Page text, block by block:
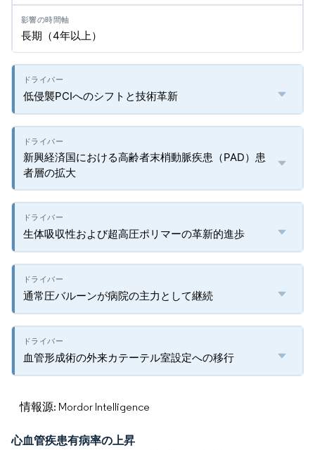
長期（4年以上）
低侵襲PCIへのシフトと技術革新
新興経済国における高齢者末梢動脈疾患（PAD）患
者層の拡大
生体吸収性および超高圧ポリマーの革新的進歩
通常圧バルーンが病院の主力として継続
血管形成術の外来カテーテル室設定への移行
情報源: Mordor Intelligence
心血管疾患有病率の上昇